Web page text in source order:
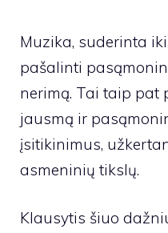
Muzika, suderinta
pašalinti
nerimą. Tai taip pat
jausmą ir
įsitikinimus,
asmeninių tikslų.
Klausytis šiuo